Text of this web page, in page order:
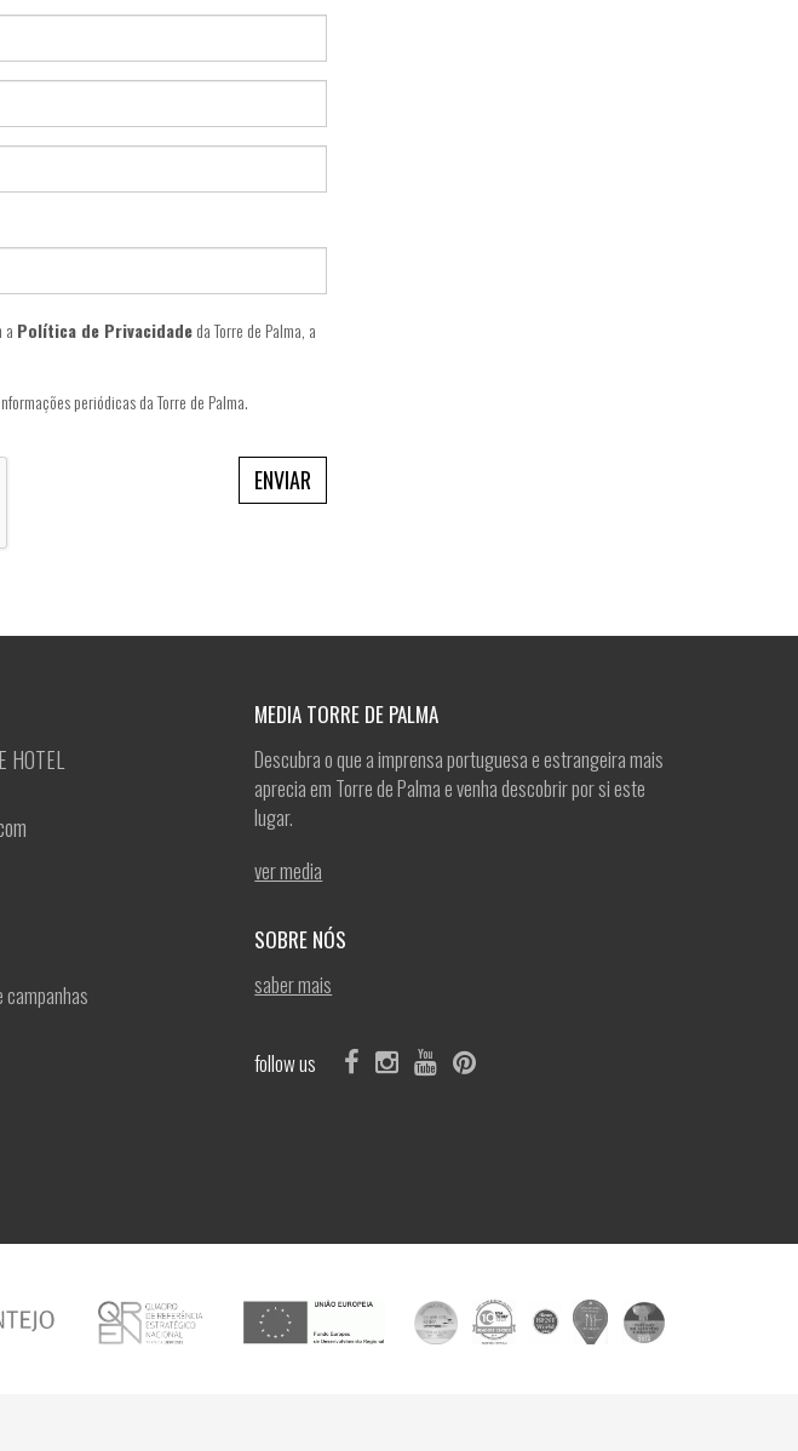
a Política de Privacidadeda Torre de Palma, a
periódicas da Torre de Palma.
ENVIAR
HOTEL
MEDIA TORRE DE PALMA
Descubra o que a imprensa portuguesa e estrangeira mais
aprecia em Torre de Palma e venha descobrir por si este
lugar.
ver media
SOBRE NÓS
saber mais
follow us